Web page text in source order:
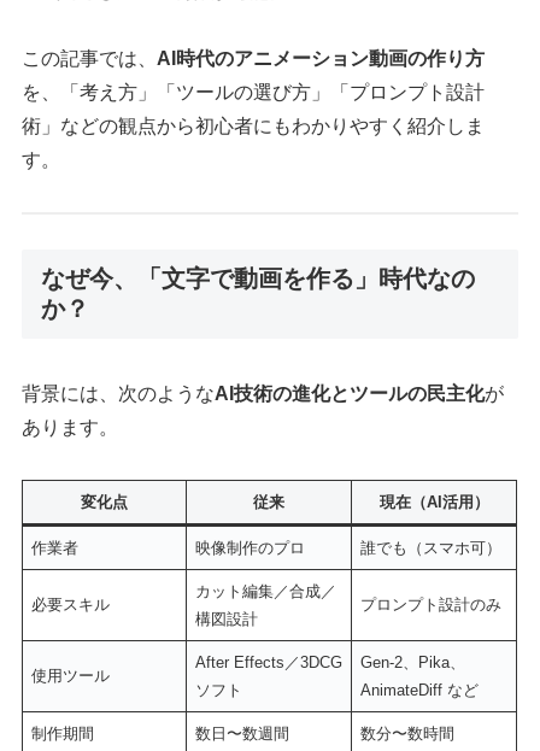
この記事では、AI時代のアニメーション動画の作り方
を、「考え方」「ツールの選び方」「プロンプト設計
術」などの観点から初心者にもわかりやすく紹介しま
す。
なぜ今、「文字で動画を作る」時代なの
か？
背景には、次のようなAI技術の進化とツールの民主化が
あります。
変化点 従来 現在（AI活用）
作業者 映像制作のプロ 誰でも（スマホ可）
必要スキル
カット編集／合成／
構図設計
プロンプト設計のみ
使用ツール
After Effects／3DCG
ソフト
Gen-2、Pika、
AnimateDiff など
制作期間 数日〜数週間 数分〜数時間